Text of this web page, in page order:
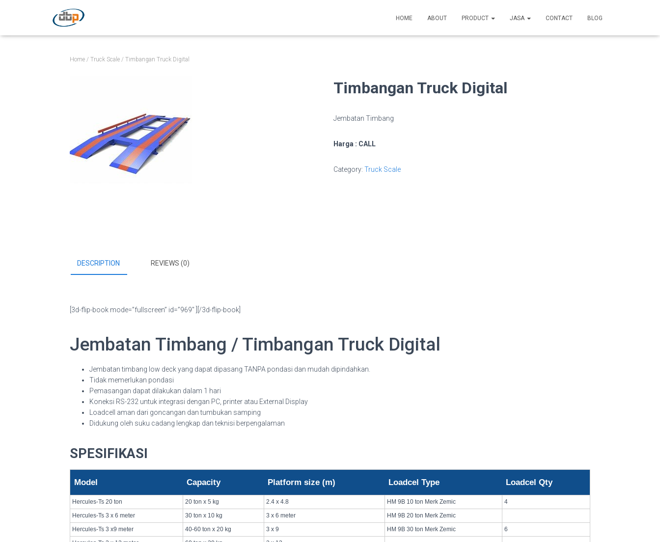
HOME ABOUT PRODUCT JASA CONTACT BLOG
Home / Truck Scale / Timbangan Truck Digital
Timbangan Truck Digital
Jembatan Timbang
Harga : CALL
Category: Truck Scale
DESCRIPTION REVIEWS (0)
[3d-flip-book mode=”fullscreen” id=”969″ ][/3d-flip-book]
Jembatan Timbang / Timbangan Truck Digital
Jembatan timbang low deck yang dapat dipasang TANPA pondasi dan mudah dipindahkan.
Tidak memerlukan pondasi
Pemasangan dapat dilakukan dalam 1 hari
Koneksi RS-232 untuk integrasi dengan PC, printer atau External Display
Loadcell aman dari goncangan dan tumbukan samping
Didukung oleh suku cadang lengkap dan teknisi berpengalaman
SPESIFIKASI
Model Capacity Platform size (m) Loadcel Type Loadcel Qty
Hercules-Ts 20 ton 20 ton x 5 kg 2.4 x 4.8 HM 9B 10 ton Merk Zemic
4
Hercules-Ts 3 x 6 meter
30 ton x 10 kg 3 x 6 meter
HM 9B 20 ton Merk Zemic
Hercules-Ts 3 x9 meter
40-60 ton x 20 kg 3 x 9 HM 9B 30 ton Merk Zemic
6